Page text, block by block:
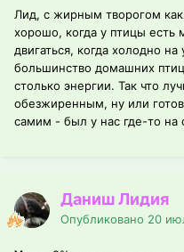
Лид, с жирным творогом
хорошо, когда у птицы есть
двигаться, когда холодно
большинство домашних
столько энергии. Так что
обезжиренным, ну или
самим - был у нас где-то на
Даниш Лидия
Опубликовано 20